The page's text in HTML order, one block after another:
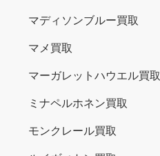
マディソンブルー買取
マメ買取
マーガレットハウエル買取
ミナペルホネン買取
モンクレール買取